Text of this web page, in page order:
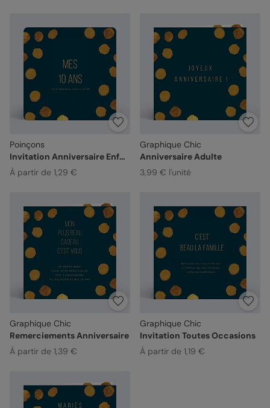
Poinçons
Invitation Anniversaire Enfant
À partir de 1,29 €
Graphique Chic
Anniversaire Adulte
3,99 € l'unité
Graphique Chic
Remerciements Anniversaire
À partir de 1,39 €
Graphique Chic
Invitation Toutes Occasions
À partir de 1,19 €